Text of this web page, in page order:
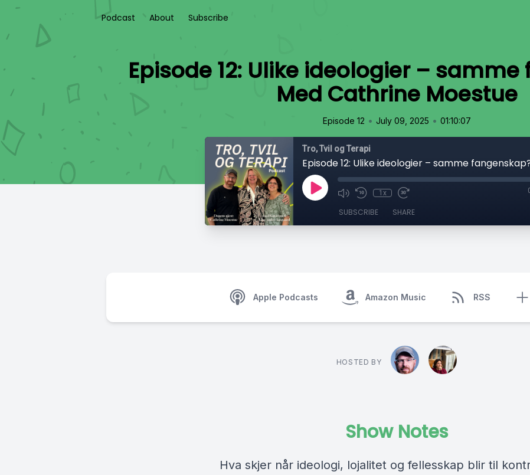
Podcast About Subscribe
Episode 12: Ulike ideologier –
Med Cathrine Moestue
Episode 12 • July 09, 2025 • 01:10:07
Tro, Tvil og Terapi
1x
SUBSCRIBE SHARE
Apple Podcasts Amazon Music RSS
HOSTED BY
Show Notes
Hva skjer når ideologi, lojalitet og fellesskap blir til